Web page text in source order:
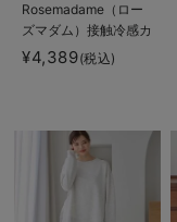
Rosemadame（ロー
ズマダム）接触冷感カ
ノコストレッチワイド
テーパードパンツ マ
¥4,389(税込)